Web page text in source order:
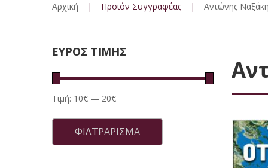
Αρχική | Προϊόν Συγγραφέας | Αντώνης
ΕΥΡΟΣ ΤΙΜΗΣ
Ελάχιστη
Μέγιστη
ΦΙΛΤΡΆΡΙΣΜΑ
Τιμή: 10€ — 20€